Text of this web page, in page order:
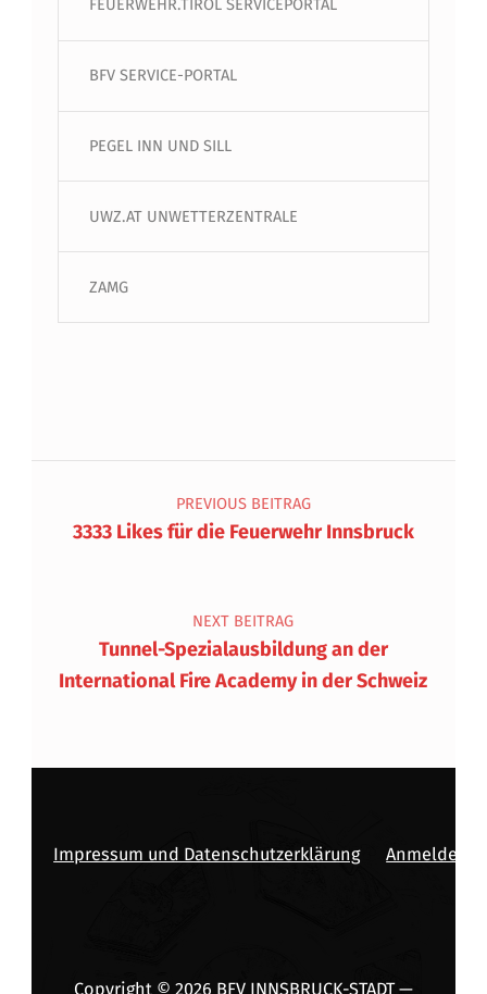
FEUERWEHR.TIROL SERVICEPORTAL
BFV SERVICE-PORTAL
PEGEL INN UND SILL
UWZ.AT UNWETTERZENTRALE
ZAMG
Beitragsnavigation
PREVIOUS BEITRAG
3333 Likes für die Feuerwehr Innsbruck
NEXT BEITRAG
Tunnel-Spezialausbildung an der
International Fire Academy in der Schweiz
Impressum und Datenschutzerklärung Anmelden
Copyright © 2026 BFV INNSBRUCK-STADT—